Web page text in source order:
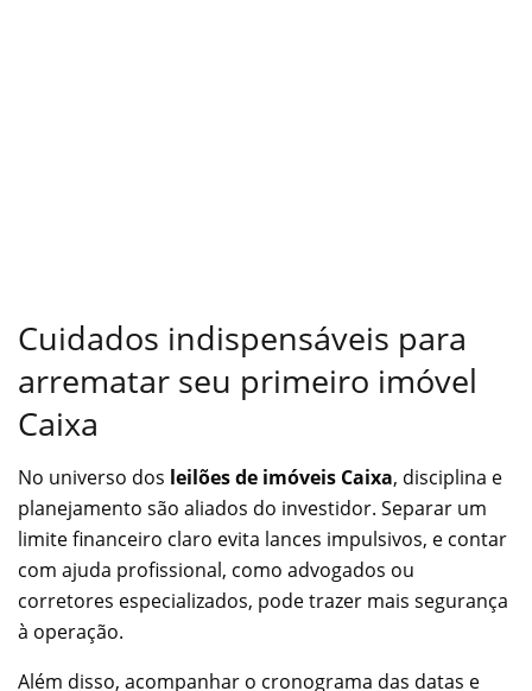
Cuidados indispensáveis para
arrematar seu primeiro imóvel
Caixa
No universo dos leilões de imóveis Caixa, disciplina e
planejamento são aliados do investidor. Separar um
limite financeiro claro evita lances impulsivos, e contar
com ajuda profissional, como advogados ou
corretores especializados, pode trazer mais segurança
à operação.
Além disso, acompanhar o cronograma das datas e